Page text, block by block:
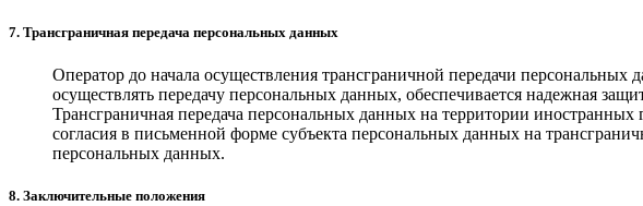
7. Трансграничная передача персональных данных
Оператор до начала осуществления трансграничной передачи персональных
осуществлять передачу персональных данных, обеспечивается надежная
Трансграничная передача персональных данных на территории
согласия в письменной форме субъекта персональных данных на
персональных данных.
8. Заключительные положения